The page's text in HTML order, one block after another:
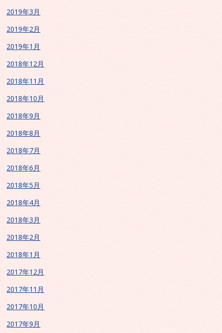
2019年3月
2019年2月
2019年1月
2018年12月
2018年11月
2018年10月
2018年9月
2018年8月
2018年7月
2018年6月
2018年5月
2018年4月
2018年3月
2018年2月
2018年1月
2017年12月
2017年11月
2017年10月
2017年9月